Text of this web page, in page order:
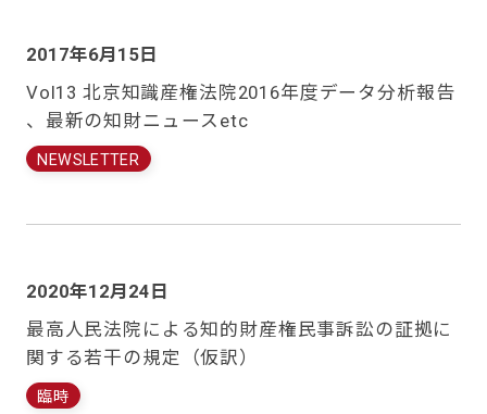
2017年6月15日
Vol13 北京知識産権法院2016年度データ分析報告
、最新の知財ニュースetc
NEWSLETTER
2020年12月24日
最高人民法院による知的財産権民事訴訟の証拠に
関する若干の規定（仮訳）
臨時